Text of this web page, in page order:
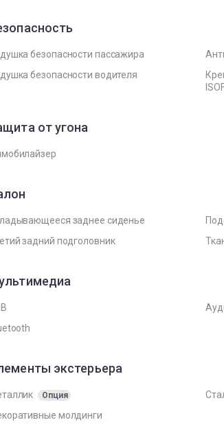
безопасности пассажира
безопасности водителя
от угона
заднее сиденье
задний подголовник
экстерьера
Опция
молдинги